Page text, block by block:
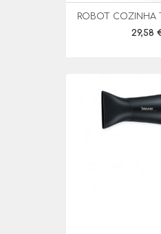
ROBOT COZINHA
Preço
29,58